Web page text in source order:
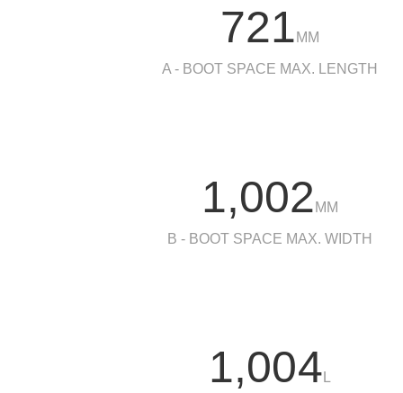
721 MM
A - BOOT SPACE MAX. LENGTH
1,002 MM
B - BOOT SPACE MAX. WIDTH
1,004